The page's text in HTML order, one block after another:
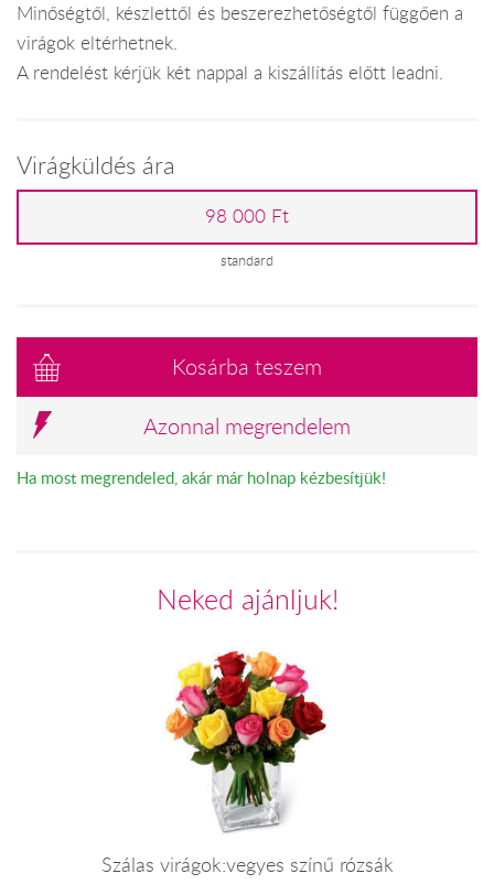
Minőségtől, készlettől és beszerezhetőségtől függően a
virágok eltérhetnek.
A rendelést kérjük két nappal a kiszállítás előtt leadni.
Virágküldés ára
98 000 Ft
standard
Kosárba teszem
Azonnal megrendelem
Ha most megrendeled, akár már holnap kézbesítjük!
Neked ajánljuk!
Szálas virágok:vegyes színű rózsák